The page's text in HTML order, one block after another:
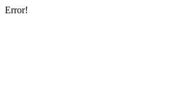
Error!